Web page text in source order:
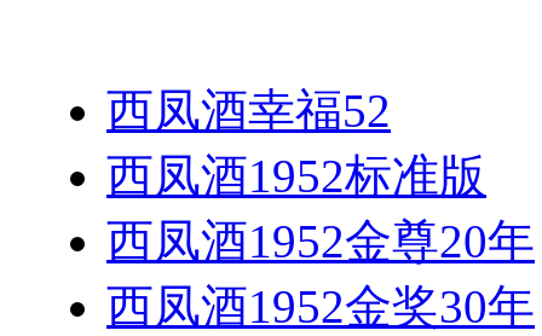
西凤酒幸福52
西凤酒1952标准版
西凤酒1952金尊20年
西凤酒1952金奖30年